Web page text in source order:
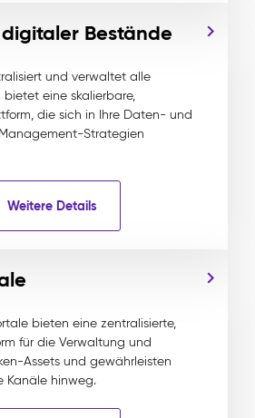
Bestände
und verwaltet alle
eine skalierbare,
die sich in Ihre Daten- und
Strategien
Weitere Details
bieten eine zentralisierte,
für die Verwaltung und
Assets und gewährleisten
Kanäle hinweg.